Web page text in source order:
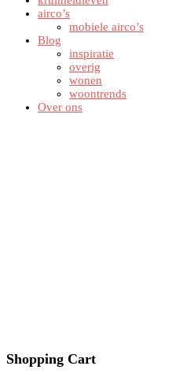
airco’s
mobiele airco’s
Blog
inspiratie
overig
wonen
woontrends
Over ons
Shopping Cart